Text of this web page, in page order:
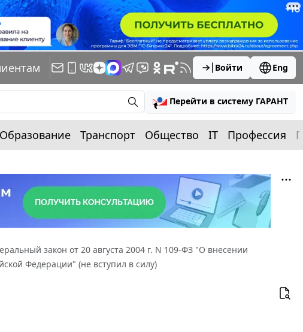
Войти Eng
Перейти в систему ГАРАНТ
Образование Транспорт Общество IT Профессия
закон от 20 августа 2004 г. N 109-ФЗ "О внесении
Федерации" (не вступил в силу)